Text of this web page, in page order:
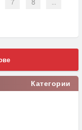
Категории